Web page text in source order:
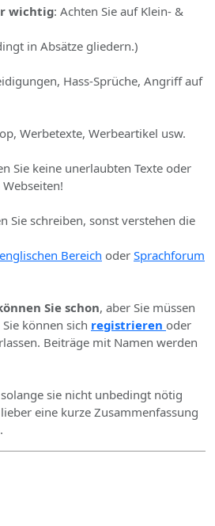
wichtig: Achten Sie auf Klein- &
in Absätze gliedern.)
Hass-Sprüche, Angriff auf
Werbetexte, Werbeartikel usw.
Sie keine unerlaubten Texte oder
Sie schreiben, sonst verstehen die
englischen Bereich oder Sprachforum
Sie schon, aber Sie müssen
können sich registrieren oder
Beiträge mit Namen werden
sie nicht unbedingt nötig
eine kurze Zusammenfassung